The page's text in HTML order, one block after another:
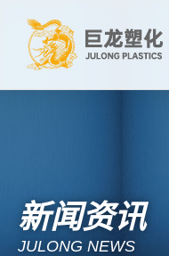
新闻资讯
JULONG NEWS